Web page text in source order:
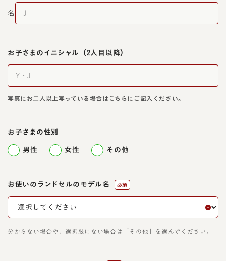
名
お子さまのイニシャル （2人目以降）
写真にお二人以上写っている場合はこちらにご記入ください。
お子さまの性別
男性 女性 その他
お使いのランドセルのモデル名 必須
分からない場合や、選択肢にない場合は「その他」を選んでください。